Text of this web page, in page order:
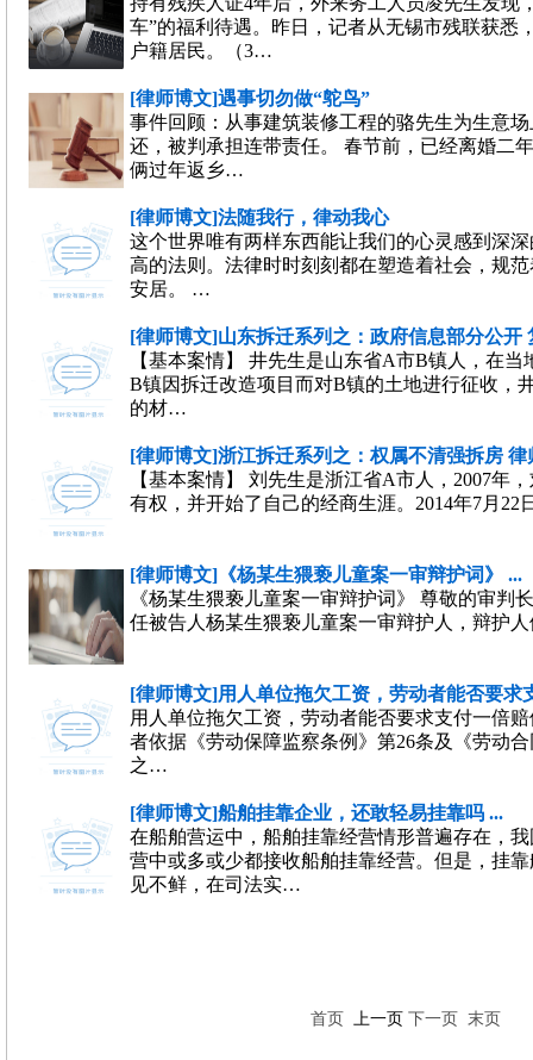
车”的福利待遇。昨日，记者从无锡市残联获悉
户籍居民。（3…
[律师博文]遇事切勿做“鸵鸟”
事件回顾：从事建筑装修工程的骆先生为生意
还，被判承担连带责任。 春节前，已经离婚二
俩过年返乡…
[律师博文]法随我行，律动我心
这个世界唯有两样东西能让我们的心灵感到深
高的法则。法律时时刻刻都在塑造着社会，规
安居。 …
[律师博文]山东拆迁系列之：政府信息部分公开
【基本案情】 井先生是山东省A市B镇人，在
B镇因拆迁改造项目而对B镇的土地进行征收，
的材…
[律师博文]浙江拆迁系列之：权属不清强拆房 律
【基本案情】 刘先生是浙江省A市人，2007年
有权，并开始了自己的经商生涯。2014年7月
[律师博文]《杨某生猥亵儿童案一审辩护词》 ...
《杨某生猥亵儿童案一审辩护词》 尊敬的审判
任被告人杨某生猥亵儿童案一审辩护人，辩护
[律师博文]用人单位拖欠工资，劳动者能否要求
用人单位拖欠工资，劳动者能否要求支付一倍
者依据《劳动保障监察条例》第26条及《劳动
之…
[律师博文]船舶挂靠企业，还敢轻易挂靠吗 ...
在船舶营运中，船舶挂靠经营情形普遍存在，
营中或多或少都接收船舶挂靠经营。但是，挂
见不鲜，在司法实…
首页 上一页 下一页 末页